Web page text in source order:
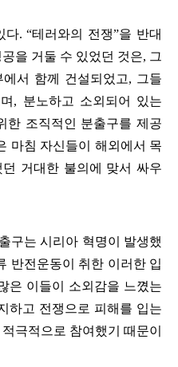
다. “테러와의 전쟁”을 반대
을 거둘 수 있었던 것은, 그
서 함께 건설되었고, 그들
, 분노하고 소외되어 있는
한 조직적인 분출구를 제공
마침 자신들이 해외에서 목
거대한 불의에 맞서 싸우
구는 시리아 혁명이 발생했
반전운동이 취한 이러한 입
은 이들이 소외감을 느꼈는
하고 전쟁으로 피해를 입는
극적으로 참여했기 때문이